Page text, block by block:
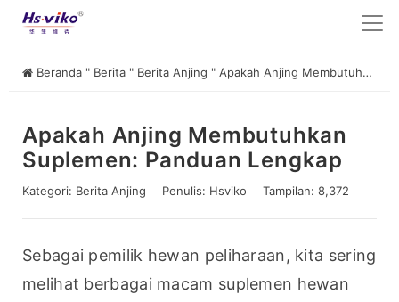
Beranda " Berita " Berita Anjing " Apakah Anjing Membutuhkan Suplemen: Panduan Lengkap
Apakah Anjing Membutuhkan
Suplemen: Panduan Lengkap
Kategori: Berita Anjing Penulis: Hsviko Tampilan: 8,372
Sebagai pemilik hewan peliharaan, kita sering
melihat berbagai macam suplemen hewan